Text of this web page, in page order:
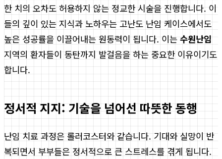
한 치의 오차도 허용하지 않는 정교한 시술을 진행합니다. 이
들의 깊이 있는 지식과 노하우는 고난도 난임 케이스에서도
높은 성공률을 이끌어내는 원동력이 됩니다. 이는 수원난임
지역의 환자들이 동탄까지 발걸음을 하는 중요한 이유이기도
합니다.
정서적 지지: 기술을 넘어선 따뜻한 동행
난임 치료 과정은 롤러코스터와 같습니다. 기대와 실망이 반
복되면서 부부들은 정서적으로 큰 스트레스를 겪게 됩니다.